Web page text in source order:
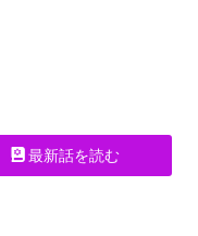
最新話を読む